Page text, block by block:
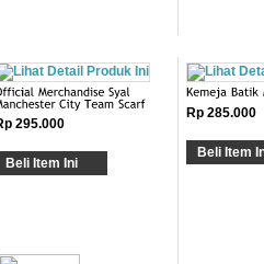
295.000
Beli Item Ini
Rp 285.000
Beli Item